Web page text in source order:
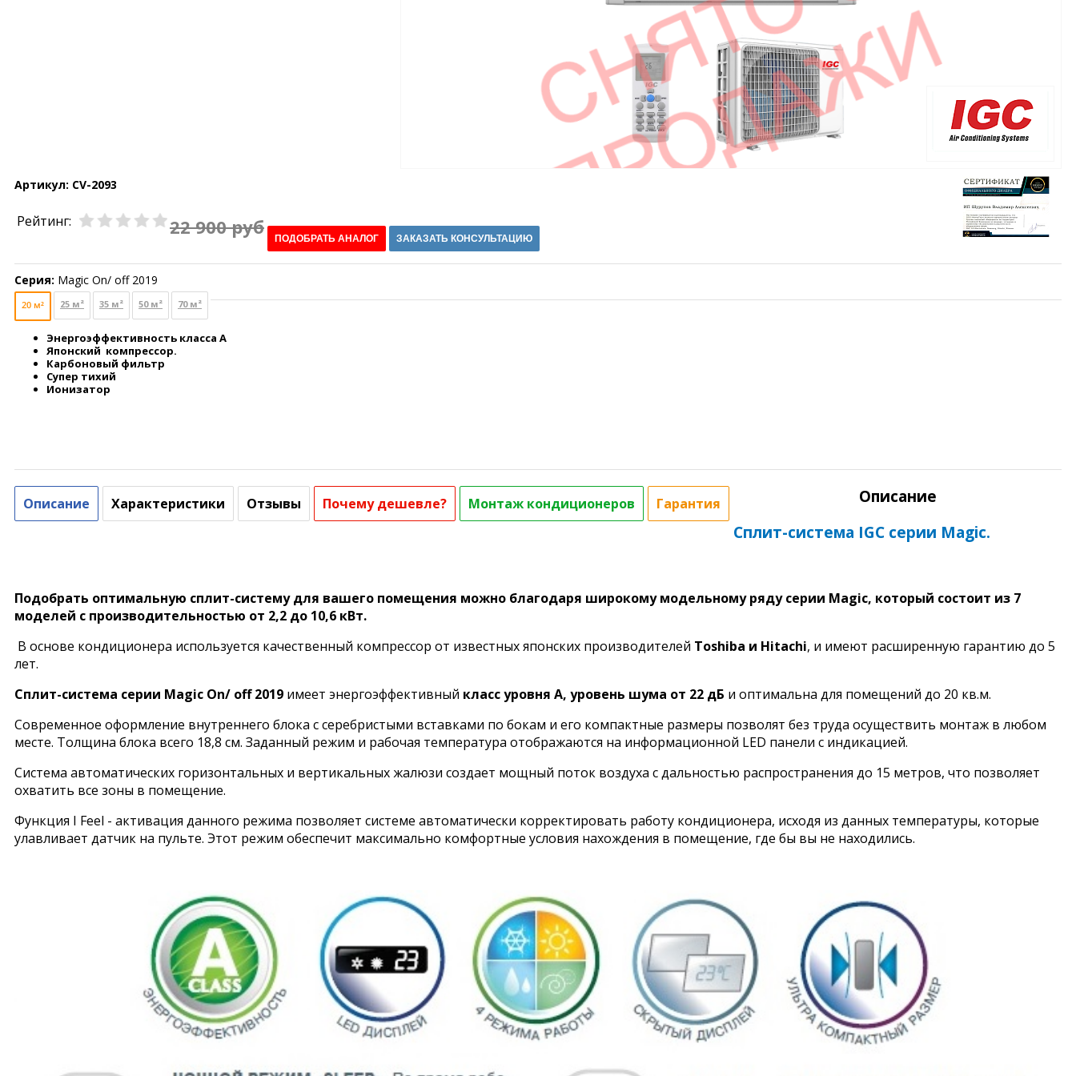
Артикул: CV-2093
Рейтинг: 22 900 руб ПОДОБРАТЬ АНАЛОГ ЗАКАЗАТЬ КОНСУЛЬТАЦИЮ
Серия: Magic On/ off 2019
20 м² 25 м² 35 м² 50 м² 70 м²
Энергоэффективность класса А
Японский компрессор.
Карбоновый фильтр
Супер тихий
Ионизатор
Описание Характеристики Отзывы Почему дешевле? Монтаж кондиционеров Гарантия Описание
Сплит-система IGC серии Magic.
Подобрать оптимальную сплит-систему для вашего помещения можно благодаря широкому модельному ряду серии Magic, который состоит из 7
моделей с производительностью от 2,2 до 10,6 кВт.
В основе кондиционера используется качественный компрессор от известных японских производителей Toshiba и Hitachi, и имеют расширенную гарантию до 5
лет.
Сплит-система серии Magic On/ off 2019 имеет энергоэффективный класс уровня А, уровень шума от 22 дБ и оптимальна для помещений до 20 кв.м.
Современное оформление внутреннего блока с серебристыми вставками по бокам и его компактные размеры позволят без труда осуществить монтаж в любом
месте. Толщина блока всего 18,8 см. Заданный режим и рабочая температура отображаются на информационной LED панели с индикацией.
Система автоматических горизонтальных и вертикальных жалюзи создает мощный поток воздуха с дальностью распространения до 15 метров, что позволяет
охватить все зоны в помещение.
Функция I Feel - активация данного режима позволяет системе автоматически корректировать работу кондиционера, исходя из данных температуры, которые
улавливает датчик на пульте. Этот режим обеспечит максимально комфортные условия нахождения в помещение, где бы вы не находились.